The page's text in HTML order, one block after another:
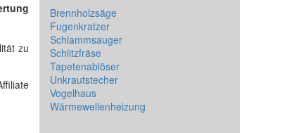
zu
Brennholzsäge
Fugenkratzer
Schlammsauger
Schlitzfräse
Tapetenablöser
Unkrautstecher
Vogelhaus
Wärmewellenheizung